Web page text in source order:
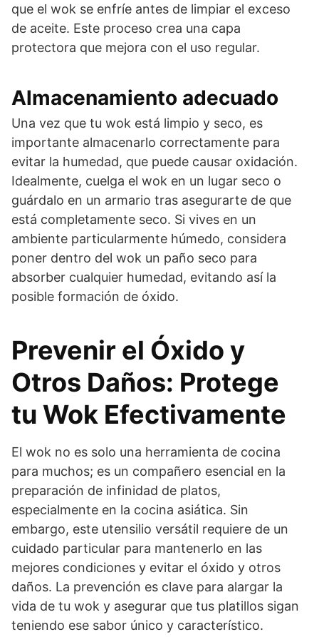
que el wok se enfríe antes de limpiar el exceso
de aceite. Este proceso crea una capa
protectora que mejora con el uso regular.
Almacenamiento adecuado
Una vez que tu wok está limpio y seco, es
importante almacenarlo correctamente para
evitar la humedad, que puede causar oxidación.
Idealmente, cuelga el wok en un lugar seco o
guárdalo en un armario tras asegurarte de que
está completamente seco. Si vives en un
ambiente particularmente húmedo, considera
poner dentro del wok un paño seco para
absorber cualquier humedad, evitando así la
posible formación de óxido.
Prevenir el Óxido y
Otros Daños: Protege
tu Wok Efectivamente
El wok no es solo una herramienta de cocina
para muchos; es un compañero esencial en la
preparación de infinidad de platos,
especialmente en la cocina asiática. Sin
embargo, este utensilio versátil requiere de un
cuidado particular para mantenerlo en las
mejores condiciones y evitar el óxido y otros
daños. La prevención es clave para alargar la
vida de tu wok y asegurar que tus platillos sigan
teniendo ese sabor único y característico.